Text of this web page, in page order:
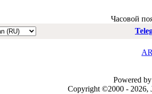
Часовой
Powered
Copyright ©2000 - 2026,